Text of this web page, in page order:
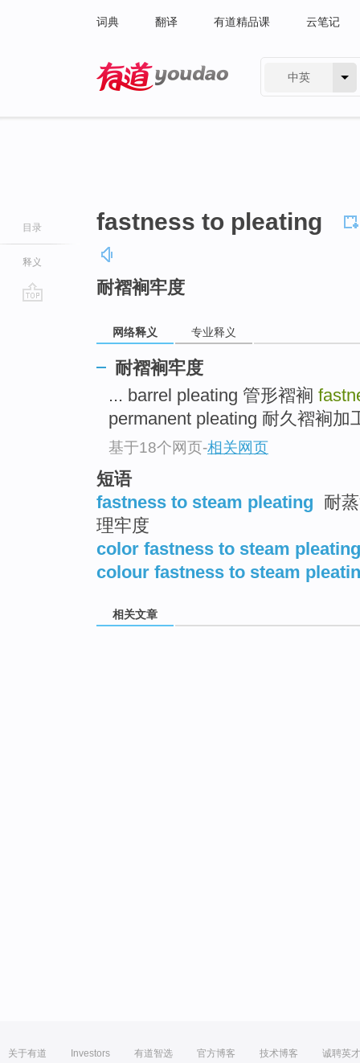
词典 翻译 有道精品课 云笔记
中英
目录
释义
fastness to pleating
耐褶裥牢度
网络释义 专业释义
耐褶裥牢度
... barrel pleating 管形褶裥
permanent pleating 耐久褶裥加
基于18个网页-相关网页
短语
fastness to steam pleating 耐
理牢度
color fastness to steam pleating
colour fastness to steam
相关文章
关于有道 Investors 有道智选 官方博客 技术博客 诚聘英才